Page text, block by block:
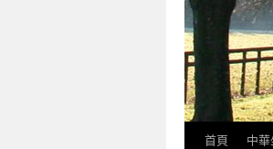
首頁 中